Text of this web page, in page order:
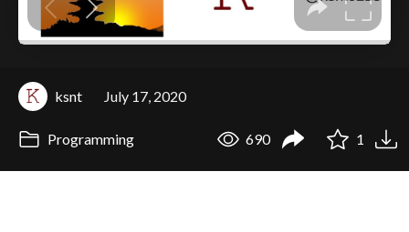
ksnt July 17, 2020
Programming 690 1